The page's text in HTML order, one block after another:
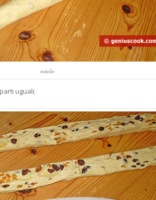
rotolo
uguali;